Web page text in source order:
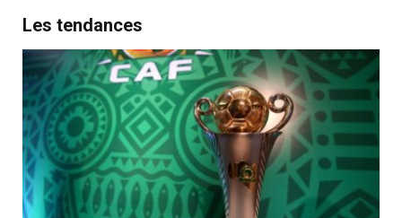
Les tendances